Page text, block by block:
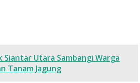
Siantar Utara Sambangi Warga
Tanam Jagung